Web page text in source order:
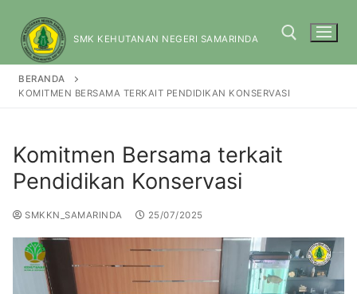
SMK KEHUTANAN NEGERI SAMARINDA
BERANDA
KOMITMEN BERSAMA TERKAIT PENDIDIKAN KONSERVASI
Komitmen Bersama terkait
Pendidikan Konservasi
SMKKN_SAMARINDA 25/07/2025